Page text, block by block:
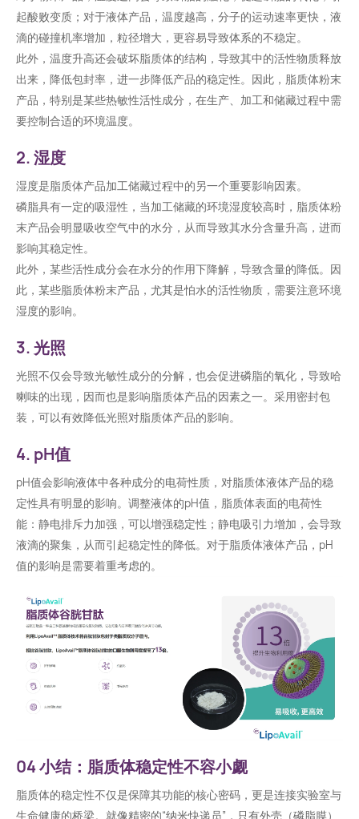
起酸败变质；对于液体产品，温度越高，分子的运动速率更快，液
滴的碰撞机率增加，粒径增大，更容易导致体系的不稳定。
此外，温度升高还会破坏脂质体的结构，导致其中的活性物质释放
出来，降低包封率，进一步降低产品的稳定性。因此，脂质体粉末
产品，特别是某些热敏性活性成分，在生产、加工和储藏过程中需
要控制合适的环境温度。
2. 湿度
湿度是脂质体产品加工储藏过程中的另一个重要影响因素。
磷脂具有一定的吸湿性，当加工储藏的环境湿度较高时，脂质体粉
末产品会明显吸收空气中的水分，从而导致其水分含量升高，进而
影响其稳定性。
此外，某些活性成分会在水分的作用下降解，导致含量的降低。因
此，某些脂质体粉末产品，尤其是怕水的活性物质，需要注意环境
湿度的影响。
3. 光照
光照不仅会导致光敏性成分的分解，也会促进磷脂的氧化，导致哈
喇味的出现，因而也是影响脂质体产品的因素之一。采用密封包
装，可以有效降低光照对脂质体产品的影响。
4. pH值
pH值会影响液体中各种成分的电荷性质，对脂质体液体产品的稳
定性具有明显的影响。调整液体的pH值，脂质体表面的电荷性
能：静电排斥力加强，可以增强稳定性；静电吸引力增加，会导致
液滴的聚集，从而引起稳定性的降低。对于脂质体液体产品，pH
值的影响是需要着重考虑的。
04 小结：脂质体稳定性不容小觑
脂质体的稳定性不仅是保障其功能的核心密码，更是连接实验室与
生命健康的桥梁。就像精密的“纳米快递员”，只有外壳（磷脂膜）